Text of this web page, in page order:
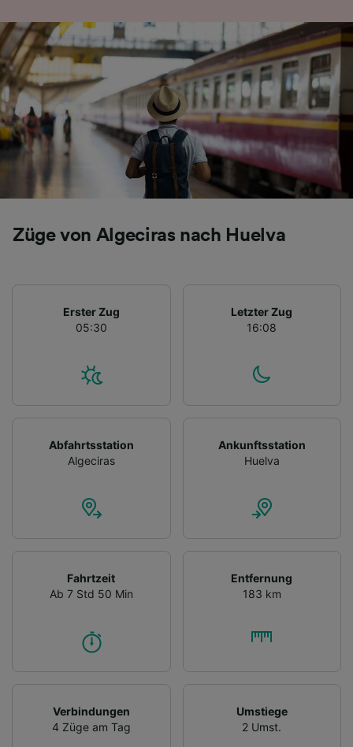
Züge von Algeciras nach Huelva
Erster Zug
05:30
Letzter Zug
16:08
Abfahrtsstation
Algeciras
Ankunftsstation
Huelva
Fahrtzeit
Ab 7 Std 50 Min
Entfernung
183 km
Verbindungen
4 Züge am Tag
Umstiege
2 Umst.
Verwendung genauer Standortdaten.
Endgeräteeigenschaften zur Identifikation
aktiv abfragen. Speichern von oder Zugriff auf
Informationen auf einem Endgerät.
Personalisierte Werbung und Inhalte, Messung
von Werbeleistung und der Performance von
Inhalten, Zielgruppenforschung sowie
Entwicklung und Verbesserung von
Angeboten.
Liste der Partner (Lieferanten)